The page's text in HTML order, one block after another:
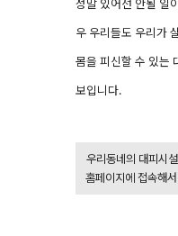
정말 있어선 안될 일
우 우리들도 우리가
몸을 피신할 수 있는
보입니다.
우리동네의 대피시
홈페이지에 접속해